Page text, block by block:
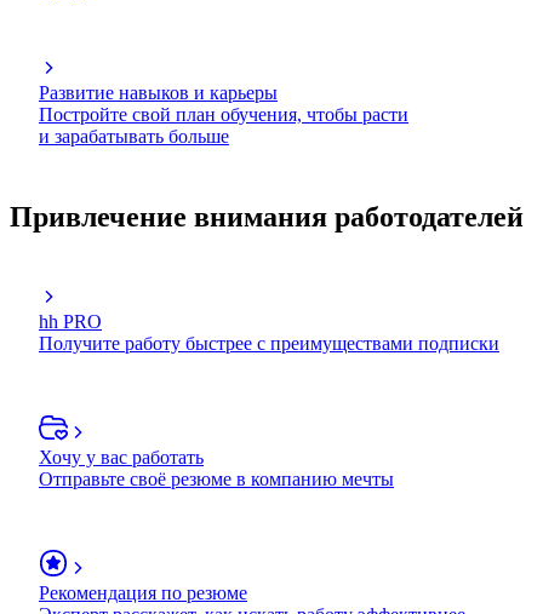
Развитие навыков и карьеры
Постройте свой план обучения, чтобы расти
и зарабатывать больше
Привлечение внимания работодателей
hh PRO
Получите работу быстрее с преимуществами подписки
Хочу у вас работать
Отправьте своё резюме в компанию мечты
Рекомендация по резюме